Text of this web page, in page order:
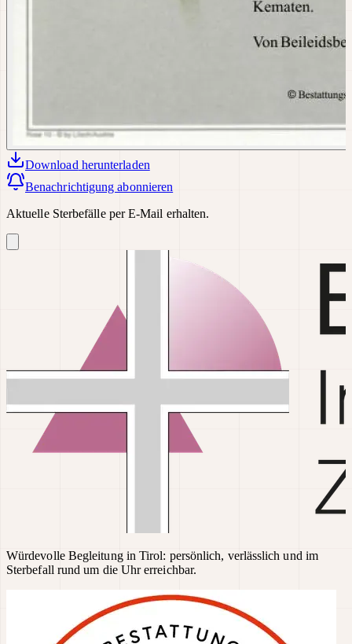
Download herunterladen
Benachrichtigung abonnieren
Aktuelle Sterbefälle per E-Mail erhalten.
Würdevolle Begleitung in Tirol: persönlich, verlässlich und im
Sterbefall rund um die Uhr erreichbar.